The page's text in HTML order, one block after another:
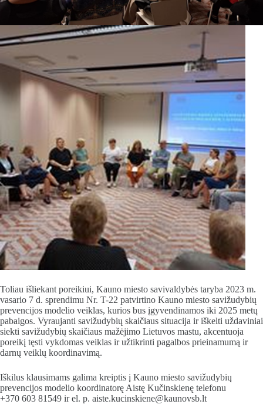
Toliau išliekant poreikiui, Kauno miesto savivaldybės taryba 2023 m.
vasario 7 d. sprendimu Nr. T-22 patvirtino Kauno miesto savižudybių
prevencijos modelio veiklas, kurios bus įgyvendinamos iki 2025 metų
pabaigos. Vyraujanti savižudybių skaičiaus situacija ir iškelti uždaviniai
siekti savižudybių skaičiaus mažėjimo Lietuvos mastu, akcentuoja
poreikį tęsti vykdomas veiklas ir užtikrinti pagalbos prieinamumą ir
darnų veiklų koordinavimą.
Iškilus klausimams galima kreiptis į Kauno miesto savižudybių
prevencijos modelio koordinatorę Aistę Kučinskienę telefonu
+370 603 81549 ir el. p. aiste.kucinskiene@kaunovsb.lt